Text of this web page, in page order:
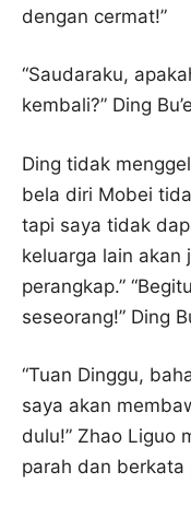
dengan cermat!”
“Saudaraku,
kembali?” Ding
Ding tidak
bela diri Mobei
tapi saya tidak
keluarga lain akan
perangkap.”
seseorang!” Ding
“Tuan Dinggu,
saya akan
dulu!” Zhao Liguo
parah dan berkata